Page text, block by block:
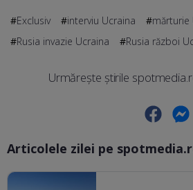
Exclusiv interviu Ucraina
mărturie
Rusia invazie Ucraina
Rusia război
Urmărește știrile
Facebook
Articolele zilei pe